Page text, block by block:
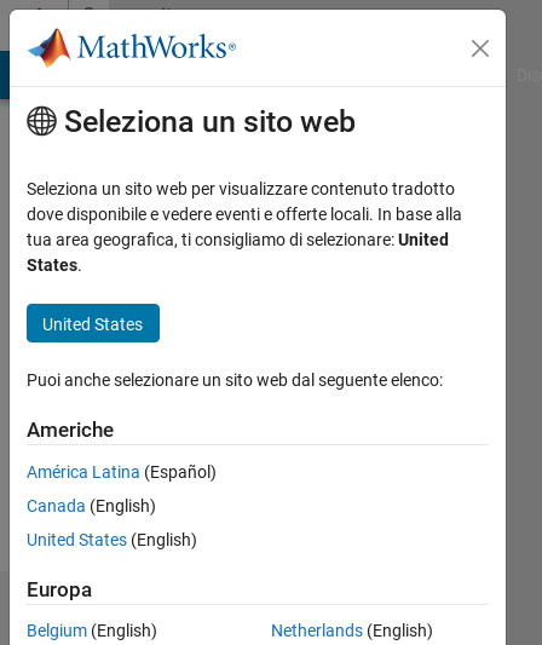
Vai al contenutoCommunity
Profile
Shah
dal 2024
Follow
Seleziona un sito web
Seleziona un sito web per visualizzare contenuto tradotto
dove disponibile e vedere eventi e offerte locali. In base alla
tua area geografica, ti consigliamo di selezionare:United
States.
United States
Puoi anche selezionare un sito web dal seguente elenco:
Americhe
América Latina (Español)
Canada (English)
United States (English)
Europa
Belgium (English)
Netherlands(English)